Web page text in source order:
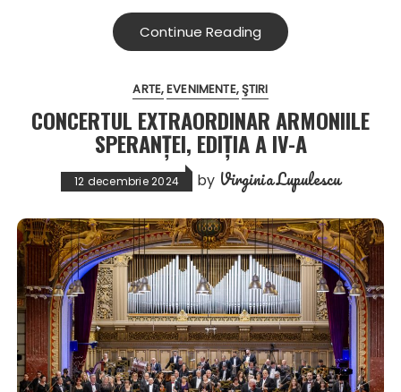
Continue Reading
ARTE EVENIMENTE ŞTIRI
CONCERTUL EXTRAORDINAR ARMONIILE
SPERANȚEI, EDIȚIA A IV-A
12 decembrie 2024 by Virginia Lupulescu